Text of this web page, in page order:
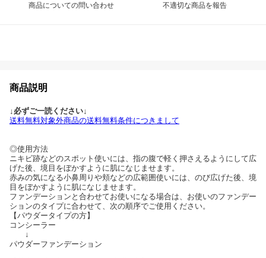
商品についての問い合わせ 不適切な商品を報告
商品説明
↓必ずご一読ください↓
送料無料対象外商品の送料無料条件につきまして
◎使用方法
ニキビ跡などのスポット使いには、指の腹で軽く押さえるようにして広
げた後、境目をぼかすように肌になじませます。
赤みの気になる小鼻周りや頬などの広範囲使いには、のび広げた後、境
目をぼかすように肌になじませます。
ファンデーションと合わせてお使いになる場合は、お使いのファンデー
ションのタイプに合わせて、次の順序でご使用ください。
【パウダータイプの方】
コンシーラー
↓
パウダーファンデーション